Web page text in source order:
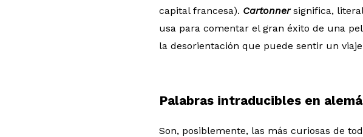
capital francesa). Cartonnersignifica,
usa para comentar el gran éxito de una
la desorientación que puede sentir un
Palabras intraducibles en
Son, posiblemente, las más curiosas de